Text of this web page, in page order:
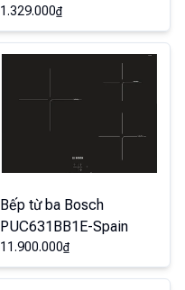
1.329.000₫
Bếp từ ba Bosch
PUC631BB1E-Spain
11.900.000₫